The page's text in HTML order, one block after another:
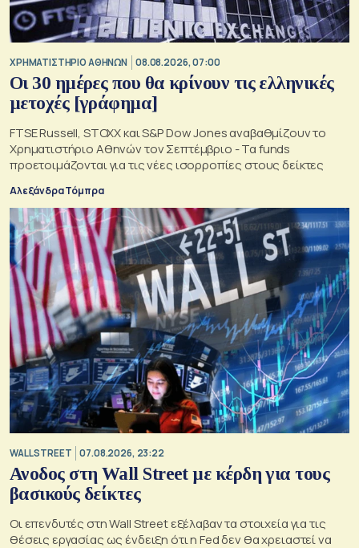
XΡΗΜΑΤΙΣΤΗΡΙΟ ΑΘΗΝΩΝ 08.08.2026, 07:00
Οι 30 ημέρες που θα κρίνουν τις ελληνικές
μετοχές [γράφημα]
FTSE Russell, STOXX και S&P Dow Jones αναβαθμίζουν το
Χρηματιστήριο Αθηνών τον Σεπτέμβριο - Τα funds
προετοιμάζονται για τις νέες ισορροπίες στους δείκτες
Αλεξάνδρα Τόμπρα
WALL STREET 07.08.2026, 23:22
Ανοδος στη Wall Street με κέρδη για τους
βασικούς δείκτες
Οι επενδυτές στη Wall Street εξέλαβαν τα στοιχεία για τις
θέσεις εργασίας ως ένδειξη ότι η Fed δεν θα χρειαστεί να